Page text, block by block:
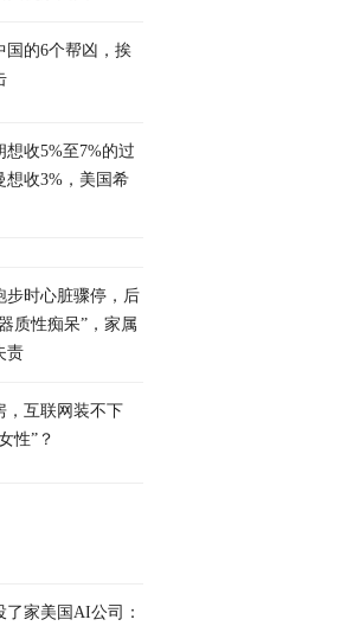
国的6个帮凶，挨
想收5%至7%的过
想收3%，美国希
步时心脏骤停，后
质性痴呆”，家属
责
，互联网装不下
性”？
了家美国AI公司：